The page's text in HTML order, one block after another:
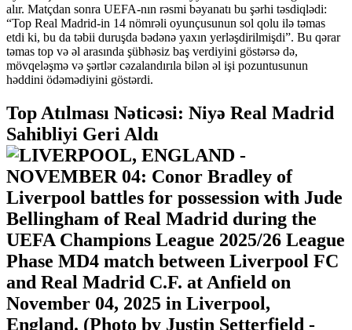
alır. Matçdan sonra UEFA-nın rəsmi bəyanatı bu şərhi təsdiqlədi:
“Top Real Madrid-in 14 nömrəli oyunçusunun sol qolu ilə təmas
etdi ki, bu da təbii duruşda bədənə yaxın yerləşdirilmişdi”. Bu qərar
təmas top və əl arasında şübhəsiz baş verdiyini göstərsə də,
mövqeləşmə və şərtlər cəzalandırıla bilən əl işi pozuntusunun
həddini ödəmədiyini göstərdi.
Top Atılması Nəticəsi: Niyə Real Madrid
Sahibliyi Geri Aldı